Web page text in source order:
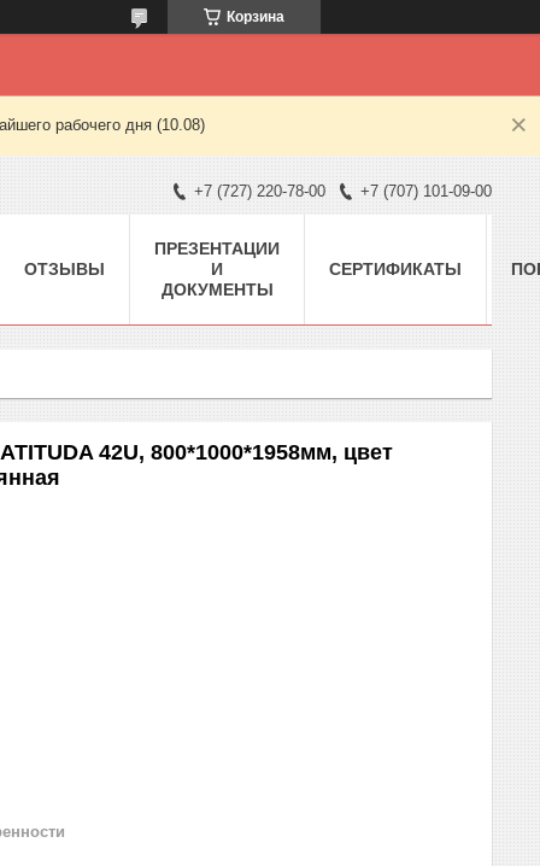
Корзина
рабочего дня (10.08)
+7 (727) 220-78-00 +7 (707) 101-09-00
ОТЗЫВЫ
ПРЕЗЕНТАЦИИ
И
ДОКУМЕНТЫ
СЕРТИФИКАТЫ
42U, 800*1000*1958мм, цвет